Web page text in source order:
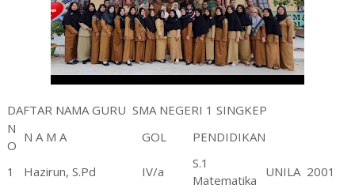
DAFTAR NAMA GURU SMA NEGERI 1 SINGKEP
N
O
N A M A GOL PENDIDIKAN
1 Hazirun, S.Pd IV/a
S.1
Matematika
UNILA 2001